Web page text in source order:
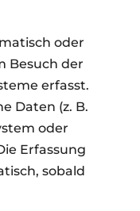
oder
Besuch der
erfasst.
Daten (z. B.
oder
Erfassung
sobald